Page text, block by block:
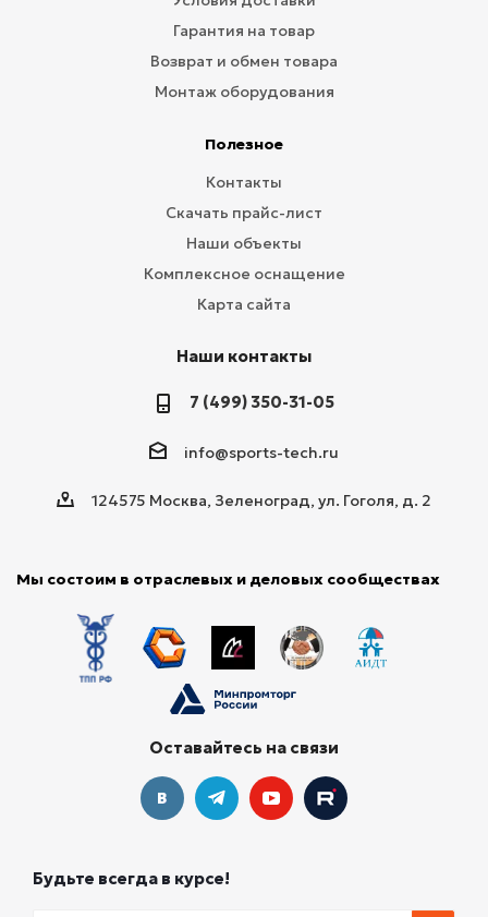
Гарантия на товар
Возврат и обмен товара
Монтаж оборудования
Полезное
Контакты
Скачать прайс-лист
Наши объекты
Комплексное оснащение
Карта сайта
Наши контакты
7 (499) 350-31-05
info@sports-tech.ru
124575 Москва, Зеленоград, ул. Гоголя, д. 2
Мы состоим в отраслевых и деловых сообществах
Оставайтесь на связи
Будьте всегда в курсе!